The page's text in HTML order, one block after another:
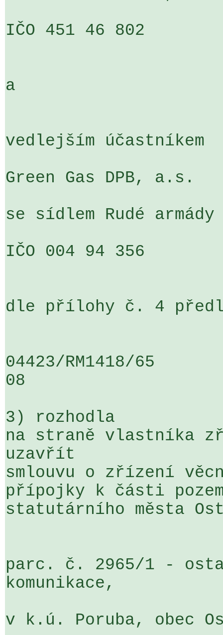
IČO 451 46 802
a
vedlejším účastníkem
Green Gas DPB, a.s.
se sídlem Rudé
IČO 004 94 356
dle přílohy č. 4
04423/RM1418/
08
3) rozhodla
na straně vlastníka
uzavřít
smlouvu o zřízení
přípojky k části
statutárního města
parc. č. 2965/1 -
komunikace,
v k.ú. Poruba, obec